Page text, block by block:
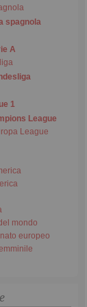
spagnola
A
1
League
League
mondo
europeo